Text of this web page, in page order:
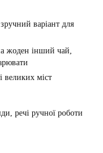
варіант для
жоден інший чай,
великих міст
речі ручної роботи